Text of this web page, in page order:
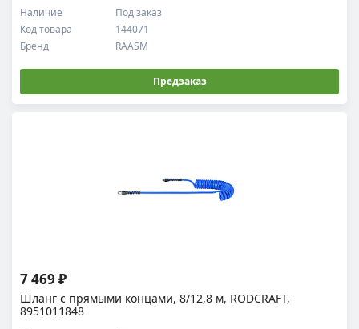
Код товара 144071
Наличие Под заказ
Бренд RAASM
Предзаказ
Шланг с прямыми концами, 8/12,8 м, RODCRAFT,
8951011848
7 469 ₽